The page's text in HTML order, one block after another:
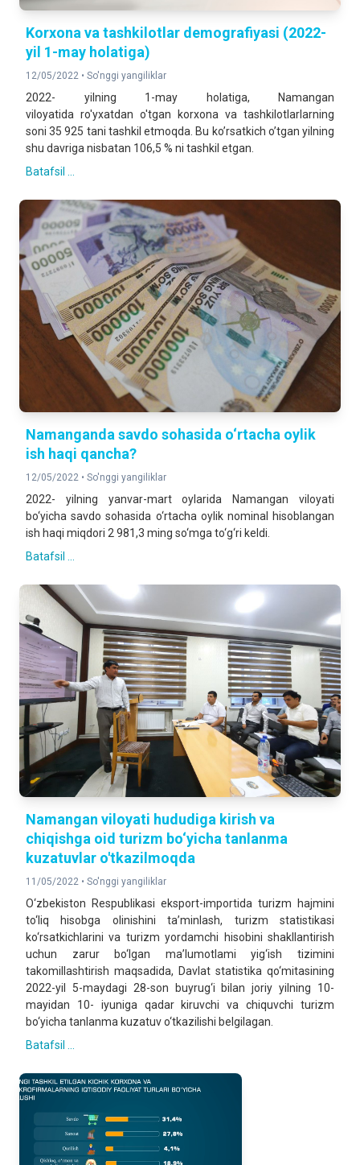
Korxona va tashkilotlar demografiyasi (2022-
yil 1-may holatiga)
12/05/2022 • So'nggi yangiliklar
2022- yilning 1-may holatiga, Namangan
viloyatida ro'yxatdan o'tgan korxona va tashkilotlarlarning
soni 35 925 tani tashkil etmoqda. Bu koʼrsatkich oʼtgan yilning
shu davriga nisbatan 106,5 % ni tashkil etgan.
Batafsil ...
Namanganda savdo sohasida o‘rtacha oylik
ish haqi qancha?
12/05/2022 • So'nggi yangiliklar
2022- yilning yanvar-mart oylarida Namangan viloyati
bo‘yicha savdo sohasida o‘rtacha oylik nominal hisoblangan
ish haqi miqdori 2 981,3 ming so‘mga to‘g‘ri keldi.
Batafsil ...
Namangan viloyati hududiga kirish va
chiqishga oid turizm bo‘yicha tanlanma
kuzatuvlar o'tkazilmoqda
11/05/2022 • So'nggi yangiliklar
O‘zbekiston Respublikasi eksport-importida turizm hajmini
to‘liq hisobga olinishini ta’minlash, turizm statistikasi
ko‘rsatkichlarini va turizm yordamchi hisobini shakllantirish
uchun zarur bo‘lgan ma’lumotlami yig‘ish tizimini
takomillashtirish maqsadida, Davlat statistika qo‘mitasining
2022-yil 5-maydagi 28-son buyrug‘i bilan joriy yilning 10-
mayidan 10- iyuniga qadar kiruvchi va chiquvchi turizm
bo‘yicha tanlanma kuzatuv o‘tkazilishi belgilagan.
Batafsil ...